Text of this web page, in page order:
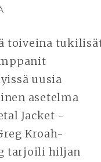
5.12.
toiveina
uusia
asetelma
Jacket -
Kroah-
tarjoili hiljan